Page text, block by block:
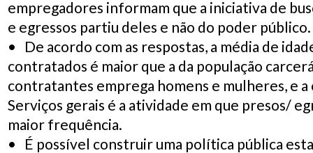
empregadores informam que a iniciativa de
e egressos partiu deles e não do poder público.
• De acordo com as respostas, a média de
contratados é maior que a da população
contratantes emprega homens e mulheres, e
Serviços gerais é a atividade em que presos/
maior frequência.
• É possível construir uma política pública